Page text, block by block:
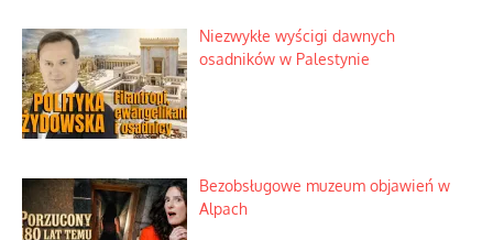
Niezwykłe wyścigi dawnych
osadników w Palestynie
Bezobsługowe muzeum objawień w
Alpach